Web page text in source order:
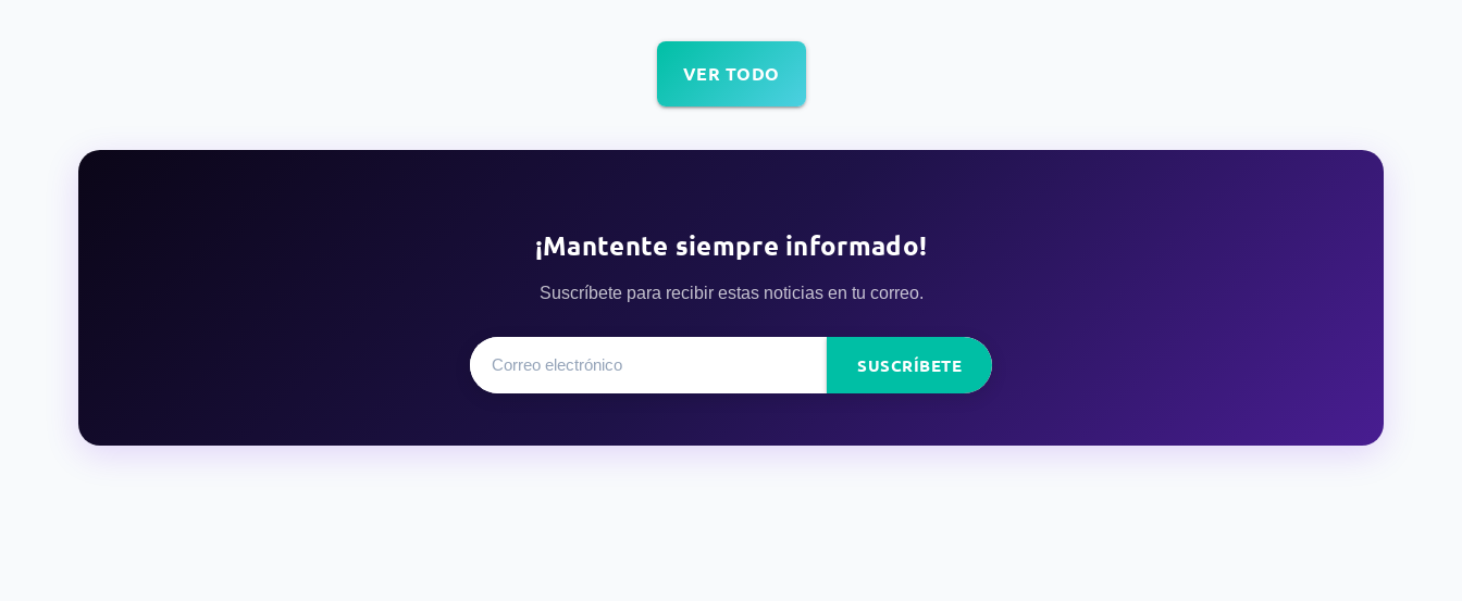
VER TODO
¡Mantente siempre informado!
Suscríbete para recibir estas noticias en tu correo.
SUSCRÍBETE